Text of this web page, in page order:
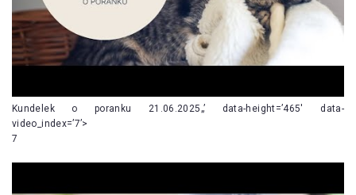
Kundelek o poranku 21.06.2025„’ data-height=’465′ data-
video_index=’7’>
7